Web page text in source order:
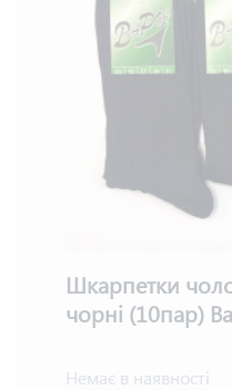
Шкарпетки
чорні (10пар)
Немає в наявності